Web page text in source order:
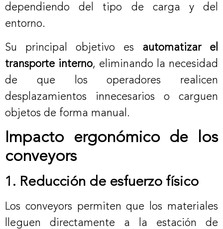
dependiendo del tipo de carga y del
entorno.
Su principal objetivo es automatizar el
transporte interno, eliminando la necesidad
de que los operadores realicen
desplazamientos innecesarios o carguen
objetos de forma manual.
Impacto ergonómico de los
conveyors
1. Reducción de esfuerzo físico
Los conveyors permiten que los materiales
lleguen directamente a la estación de